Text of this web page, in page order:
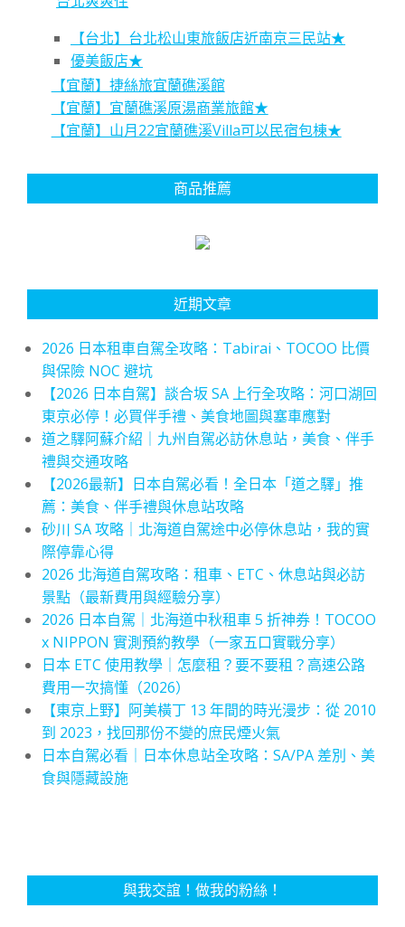
【台北】台北松山東旅飯店近南京三民站★
優美飯店★
【宜蘭】捷絲旅宜蘭礁溪館
【宜蘭】宜蘭礁溪原湯商業旅館★
【宜蘭】山月22宜蘭礁溪Villa可以民宿包棟★
商品推薦
近期文章
2026 日本租車自駕全攻略：Tabirai、TOCOO 比價
與保險 NOC 避坑
【2026 日本自駕】談合坂 SA 上行全攻略：河口湖回
東京必停！必買伴手禮、美食地圖與塞車應對
道之驛阿蘇介紹｜九州自駕必訪休息站，美食、伴手
禮與交通攻略
【2026最新】日本自駕必看！全日本「道之驛」推
薦：美食、伴手禮與休息站攻略
砂川 SA 攻略｜北海道自駕途中必停休息站，我的實
際停靠心得
2026 北海道自駕攻略：租車、ETC、休息站與必訪
景點（最新費用與經驗分享）
2026 日本自駕｜北海道中秋租車 5 折神券！TOCOO
x NIPPON 實測預約教學（一家五口實戰分享）
日本 ETC 使用教學｜怎麼租？要不要租？高速公路
費用一次搞懂（2026）
【東京上野】阿美橫丁 13 年間的時光漫步：從 2010
到 2023，找回那份不變的庶民煙火氣
日本自駕必看｜日本休息站全攻略：SA/PA 差別、美
食與隱藏設施
與我交誼！做我的粉絲！